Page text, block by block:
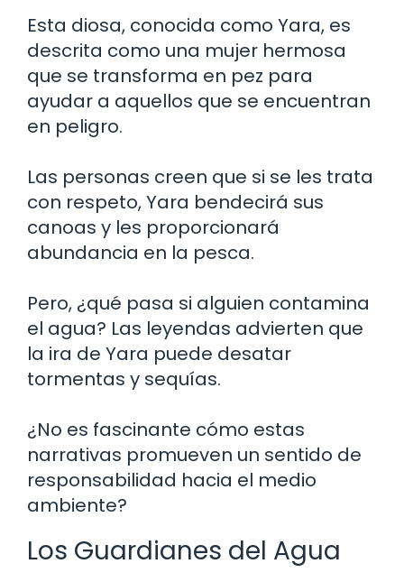
Esta diosa, conocida como Yara, es
descrita como una mujer hermosa
que se transforma en pez para
ayudar a aquellos que se encuentran
en peligro.
Las personas creen que si se les trata
con respeto, Yara bendecirá sus
canoas y les proporcionará
abundancia en la pesca.
Pero, ¿qué pasa si alguien contamina
el agua? Las leyendas advierten que
la ira de Yara puede desatar
tormentas y sequías.
¿No es fascinante cómo estas
narrativas promueven un sentido de
responsabilidad hacia el medio
ambiente?
Los Guardianes del Agua